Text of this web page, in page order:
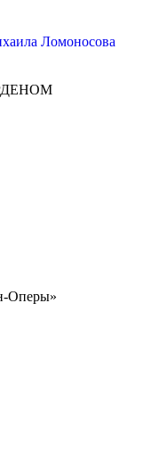
Ломоносова
Оперы»